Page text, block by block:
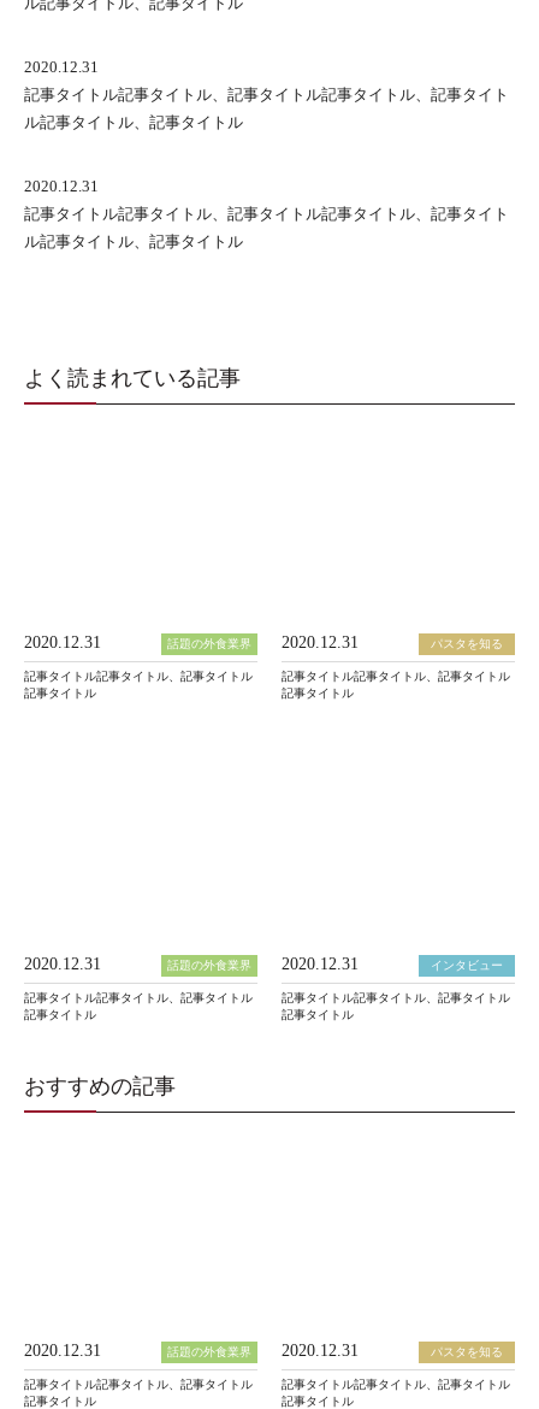
2020.12.31
記事タイトル記事タイトル、記事タイトル記事タイトル、記事タイト
ル記事タイトル、記事タイトル
2020.12.31
記事タイトル記事タイトル、記事タイトル記事タイトル、記事タイト
ル記事タイトル、記事タイトル
よく読まれている記事
2020.12.31 話題の外食業界
記事タイトル記事タイトル、記事タイトル
記事タイトル
2020.12.31 パスタを知る
記事タイトル記事タイトル、記事タイトル
記事タイトル
2020.12.31 話題の外食業界
記事タイトル記事タイトル、記事タイトル
記事タイトル
2020.12.31 インタビュー
記事タイトル記事タイトル、記事タイトル
記事タイトル
おすすめの記事
2020.12.31 話題の外食業界
記事タイトル記事タイトル、記事タイトル
記事タイトル
2020.12.31 パスタを知る
記事タイトル記事タイトル、記事タイトル
記事タイトル